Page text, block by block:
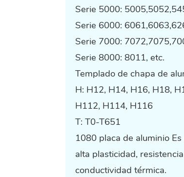
Serie 5000:
Serie 6000:
Serie 7000:
Serie 8000: 8011, etc.
Templado de chapa de
H: H12, H14, H16, H18,
H112, H114, H116
T: T0-T651
‌1080 placa de aluminio
alta plasticidad,
conductividad térmica‌.